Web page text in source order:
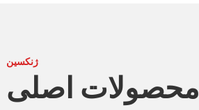
ژنکسین
محصولات اصلی